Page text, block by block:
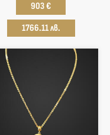
903 €
1766.11 лв.